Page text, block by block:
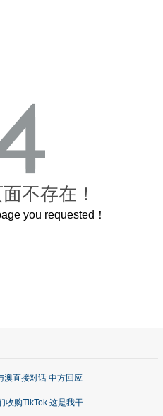
不存在！
you requested！
澳直接对话 中方回应
收购TikTok 这是我干...